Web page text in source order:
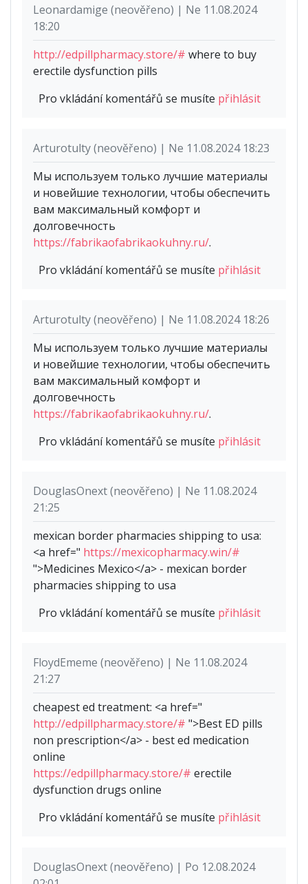
Leonardamige (neověřeno) | Ne 11.08.2024
18:20
http://edpillpharmacy.store/# where to buy
erectile dysfunction pills
Pro vkládání komentářů se musíte přihlásit
Arturotulty (neověřeno) | Ne 11.08.2024 18:23
Мы используем только лучшие материалы
и новейшие технологии, чтобы обеспечить
вам максимальный комфорт и
долговечность
https://fabrikaofabrikaokuhny.ru/.
Pro vkládání komentářů se musíte přihlásit
Arturotulty (neověřeno) | Ne 11.08.2024 18:26
Мы используем только лучшие материалы
и новейшие технологии, чтобы обеспечить
вам максимальный комфорт и
долговечность
https://fabrikaofabrikaokuhny.ru/.
Pro vkládání komentářů se musíte přihlásit
DouglasOnext (neověřeno) | Ne 11.08.2024
21:25
mexican border pharmacies shipping to usa:
<a href=" https://mexicopharmacy.win/#
">Medicines Mexico</a> - mexican border
pharmacies shipping to usa
Pro vkládání komentářů se musíte přihlásit
FloydEmeme (neověřeno) | Ne 11.08.2024
21:27
cheapest ed treatment: <a href="
http://edpillpharmacy.store/# ">Best ED pills
non prescription</a> - best ed medication
online
https://edpillpharmacy.store/# erectile
dysfunction drugs online
Pro vkládání komentářů se musíte přihlásit
DouglasOnext (neověřeno) | Po 12.08.2024